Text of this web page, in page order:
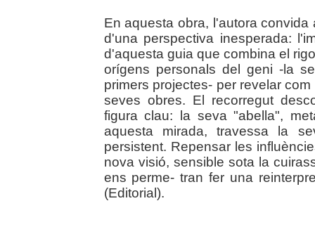
En aquesta obra, l'autora
d'una perspectiva inesperada:
d'aquesta guia que combina el
orígens personals del geni -la
primers projectes- per revelar
seves obres. El recorregut
figura clau: la seva "abella",
aquesta mirada, travessa la
persistent. Repensar les
nova visió, sensible sota la
ens perme- tran fer una
(Editorial).